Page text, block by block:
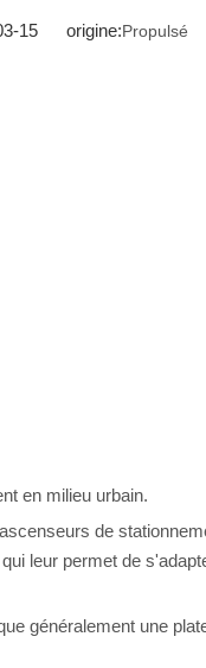
15 origine:Propulsé
en milieu urbain.
de
leur permet de
généralement une